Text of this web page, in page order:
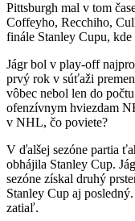
Pittsburgh mal v tom
Coffeyho, Recchiho,
finále Stanley Cupu,
Jágr bol v play-off
prvý rok v súťaži
vôbec nebol len do
ofenzívnym hviezdam
v NHL, čo poviete?
V ďalšej sezóne partia
obhájila Stanley Cup.
sezóne získal druhý
Stanley Cup aj
zatiaľ.